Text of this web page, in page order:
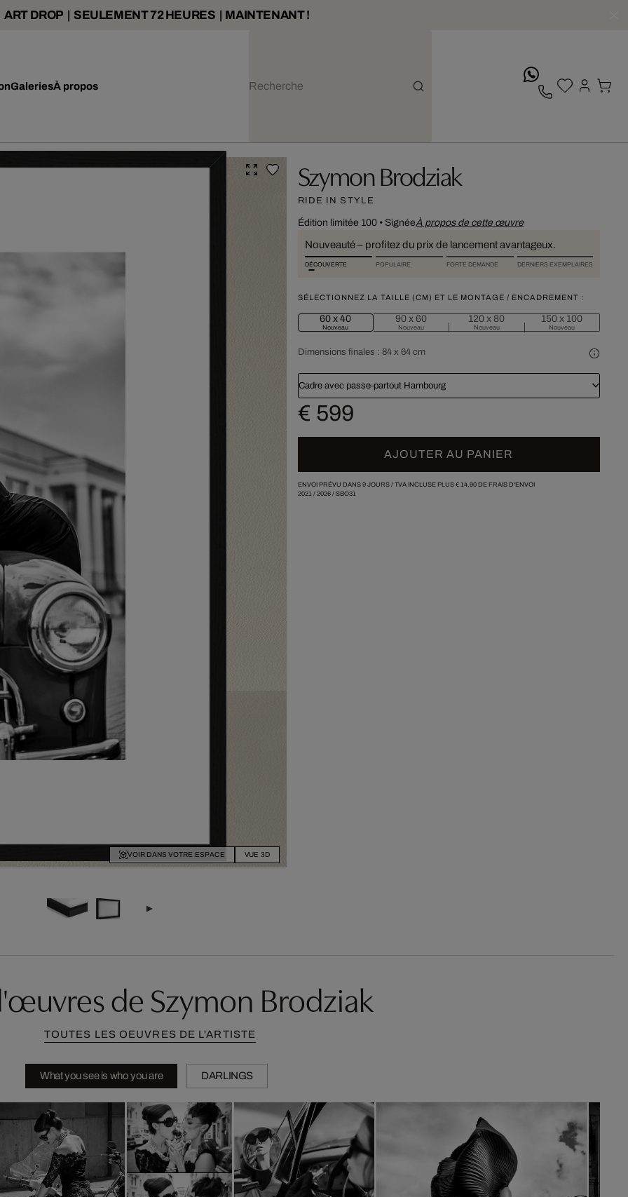
ART DROP | SEULEMENT 72 HEURES | MAINTENANT !
GaleriesÀ propos
VOIR DANS VOTRE ESPACE VUE 3D
Szymon Brodziak
RIDE IN STYLE
Édition limitée 100• SignéeÀ propos de cette œuvre
Nouveauté – profitez du prix de lancement avantageux.
DÉCOUVERTE POPULAIRE FORTE DEMANDE DERNIERS EXEMPLAIRES
SÉLECTIONNEZ LA TAILLE (CM) ET LE MONTAGE / ENCADREMENT :
60 x 40
Nouveau
90 x 60
Nouveau
120 x 80
Nouveau
150 x 100
Nouveau
Dimensions finales : 84 x 64 cm
Cadre avec passe-partout Hambourg
€ 599
AJOUTER AU PANIER
ENVOI PRÉVU DANS 9 JOURS / TVA INCLUSE PLUS € 14,90DE FRAIS D'ENVOI
2021 / 2026/ SBO31
de Szymon Brodziak
TOUTES LES OEUVRES DE L'ARTISTE
What you see is who you are DARLINGS